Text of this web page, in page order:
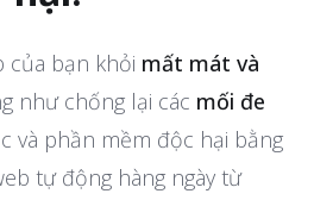
của bạn khỏi mất mát và
như chống lại các mối đe
và phần mềm độc hại bằng
tự động hàng ngày từ